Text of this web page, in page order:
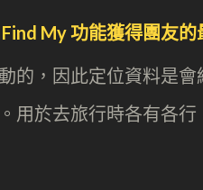
My 功能獲得團友的
的，因此定位資料是
用於去旅行時各有各